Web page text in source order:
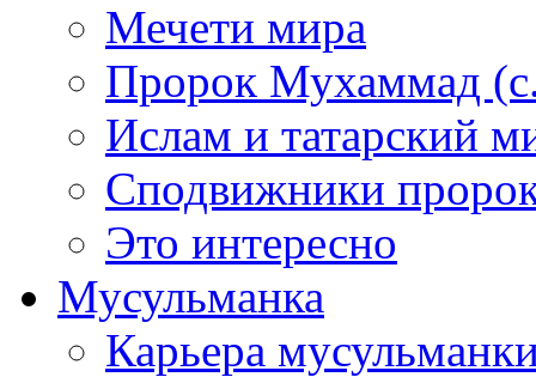
Мечети мира
Пророк Мухаммад
Ислам и татарский
Сподвижники
Это интересно
Мусульманка
Карьера